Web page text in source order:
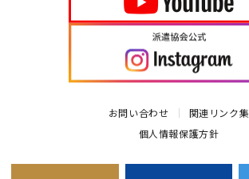
お問い合わせ
関連リンク集
個人情報保護方針